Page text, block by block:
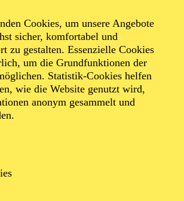
Cookies, um unsere Angebote
sicher, komfortabel und
zu gestalten. Essenzielle Cookies
um die Grundfunktionen der
Statistik-Cookies helfen
wie die Website genutzt wird,
anonym gesammelt und
, Konzert- u. Gastspieldirektion OTTO